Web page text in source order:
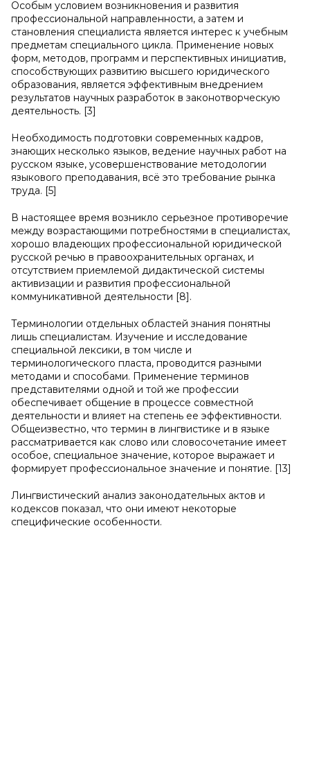
Особым условием возникновения и развития
профессиональной направленности, а затем и
становления специалиста является интерес к учебным
предметам специального цикла. Применение новых
форм, методов, программ и перспективных инициатив,
способствующих развитию высшего юридического
образования, является эффективным внедрением
результатов научных разработок в законотворческую
деятельность. [3]
Необходимость подготовки современных кадров,
знающих несколько языков, ведение научных работ на
русском языке, усовершенствование методологии
языкового преподавания, всё это требование рынка
труда. [5]
В настоящее время возникло серьезное противоречие
между возрастающими потребностями в специалистах,
хорошо владеющих профессиональной юридической
русской речью в правоохранительных органах, и
отсутствием приемлемой дидактической системы
активизации и развития профессиональной
коммуникативной деятельности [8].
Терминологии отдельных областей знания понятны
лишь специалистам. Изучение и исследование
специальной лексики, в том числе и
терминологического пласта, проводится разными
методами и способами. Применение терминов
представителями одной и той же профессии
обеспечивает общение в процессе совместной
деятельности и влияет на степень ее эффективности.
Общеизвестно, что термин в лингвистике и в языке
рассматривается как слово или словосочетание имеет
особое, специальное значение, которое выражает и
формирует профессиональное значение и понятие. [13]
Лингвистический анализ законодательных актов и
кодексов показал, что они имеют некоторые
специфические особенности.